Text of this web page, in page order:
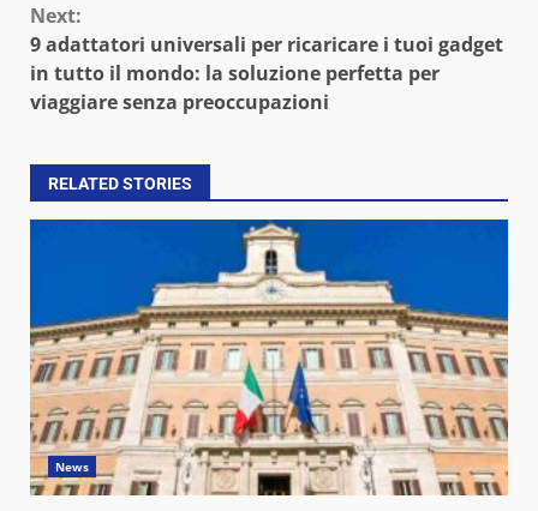
Next:
9 adattatori universali per ricaricare i tuoi gadget
in tutto il mondo: la soluzione perfetta per
viaggiare senza preoccupazioni
RELATED STORIES
News